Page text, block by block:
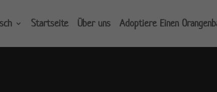
Startseite Über uns Adoptiere Einen